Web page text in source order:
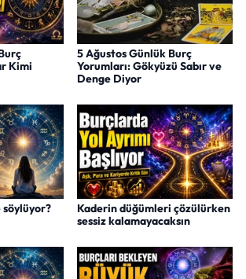
Kimi
5 Ağustos Günlük Burç
Yorumları: Gökyüzü Sabır ve
Denge Diyor
söylüyor?
Kaderin düğümleri çözülürken
sessiz kalamayacaksın